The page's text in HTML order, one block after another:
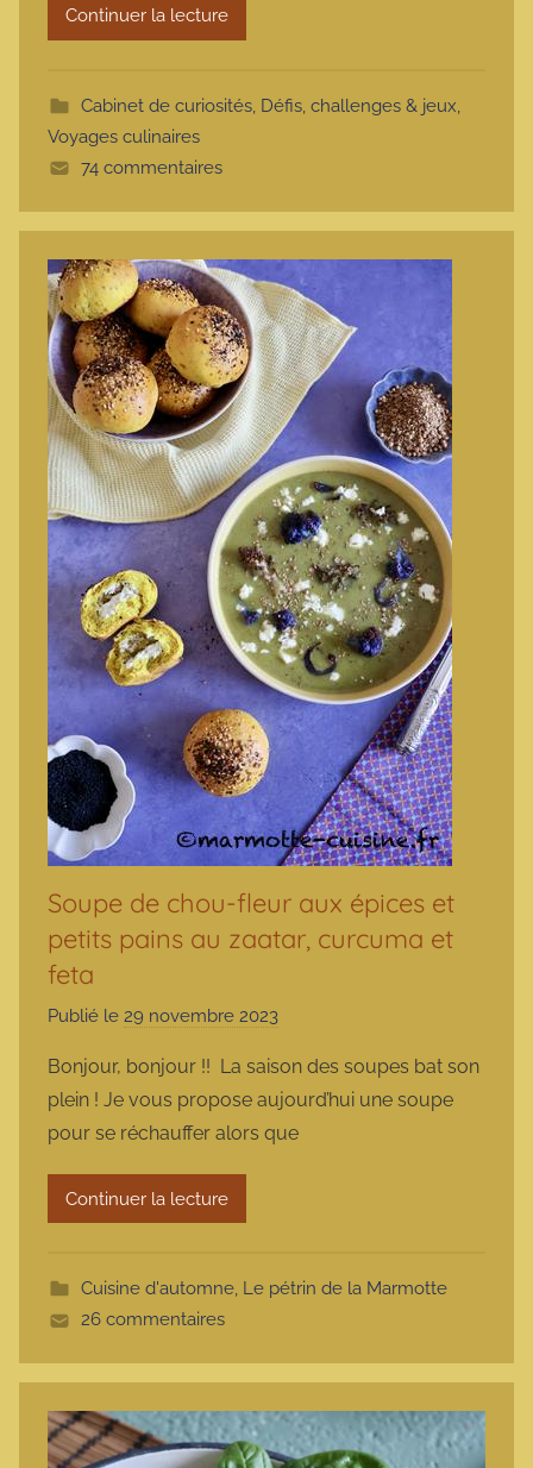
m
t
Continuer la lecture
Cabinet de curiosités, Défis, challenges & jeux,
Voyages culinaires
74 commentaires
Soupe de chou-fleur aux épices et
petits pains au zaatar, curcuma et
feta
Publié le 29 novembre 2023
r
m
a
t
Bonjour, bonjour !! La saison des soupes bat son
plein ! Je vous propose aujourd’hui une soupe
pour se réchauffer alors que
Continuer la lecture
Cuisine d'automne, Le pétrin de la Marmotte
26 commentaires